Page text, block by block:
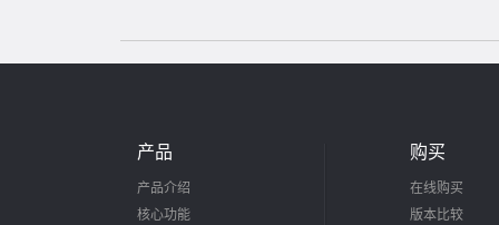
产品
产品介绍
核心功能
购买
在线购买
版本比较